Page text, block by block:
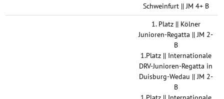
Schweinfurt || JM 4+ B
1. Platz || Kölner
Junioren-Regatta || JM 2-
B
1.Platz || Internationale
DRV-Junioren-Regatta in
Duisburg-Wedau || JM 2-
B